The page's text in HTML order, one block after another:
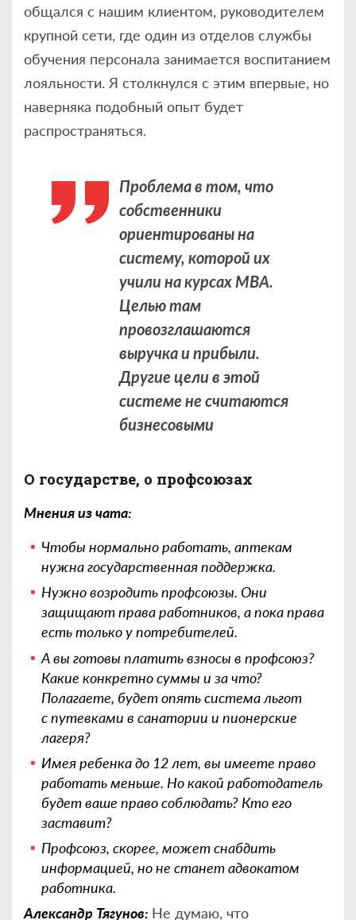
общался с нашим клиентом, руководителем
крупной сети, где один из отделов службы
обучения персонала занимается воспитанием
лояльности. Я столкнулся с этим впервые, но
наверняка подобный опыт будет
распространяться.
Проблема в том, что
собственники
ориентированы на
систему, которой их
учили на курсах МВА.
Целью там
провозглашаются
выручка и прибыли.
Другие цели в этой
системе не считаются
бизнесовыми
О государстве, о профсоюзах
Мнения из чата:
Чтобы нормально работать, аптекам
нужна государственная поддержка.
Нужно возродить профсоюзы. Они
защищают права работников, а пока права
есть только у потребителей.
А вы готовы платить взносы в профсоюз?
Какие конкретно суммы и за что?
Полагаете, будет опять система льгот
с путевками в санатории и пионерские
лагеря?
Имея ребенка до 12 лет, вы имеете право
работать меньше. Но какой работодатель
будет ваше право соблюдать? Кто его
заставит?
Профсоюз, скорее, может снабдить
информацией, но не станет адвокатом
работника.
Александр Тягунов: Не думаю, что